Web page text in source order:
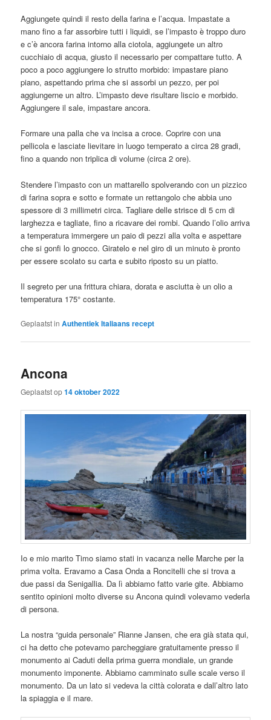
Aggiungete quindi il resto della farina e l’acqua. Impastate a
mano fino a far assorbire tutti i liquidi, se l’impasto è troppo duro
e c’è ancora farina intorno alla ciotola, aggiungete un altro
cucchiaio di acqua, giusto il necessario per compattare tutto. A
poco a poco aggiungere lo strutto morbido: impastare piano
piano, aspettando prima che si assorbi un pezzo, per poi
aggiungerne un altro. L’impasto deve risultare liscio e morbido.
Aggiungere il sale, impastare ancora.
Formare una palla che va incisa a croce. Coprire con una
pellicola e lasciate lievitare in luogo temperato a circa 28 gradi,
fino a quando non triplica di volume (circa 2 ore).
Stendere l’impasto con un mattarello spolverando con un pizzico
di farina sopra e sotto e formate un rettangolo che abbia uno
spessore di 3 millimetri circa. Tagliare delle strisce di 5 cm di
larghezza e tagliate, fino a ricavare dei rombi. Quando l’olio arriva
a temperatura immergere un paio di pezzi alla volta e aspettare
che si gonfi lo gnocco. Giratelo e nel giro di un minuto è pronto
per essere scolato su carta e subito riposto su un piatto.
Il segreto per una frittura chiara, dorata e asciutta è un olio a
temperatura 175° costante.
Geplaatst in Authentiek Italiaans recept
Ancona
Geplaatst op14 oktober 2022
Io e mio marito Timo siamo stati in vacanza nelle Marche per la
prima volta. Eravamo a Casa Onda a Roncitelli che si trova a
due passi da Senigallia. Da lì abbiamo fatto varie gite. Abbiamo
sentito opinioni molto diverse su Ancona quindi volevamo vederla
di persona.
La nostra “guida personale” Rianne Jansen, che era già stata qui,
ci ha detto che potevamo parcheggiare gratuitamente presso il
monumento ai Caduti della prima guerra mondiale, un grande
monumento imponente. Abbiamo camminato sulle scale verso il
monumento. Da un lato si vedeva la città colorata e dall’altro lato
la spiaggia e il mare.